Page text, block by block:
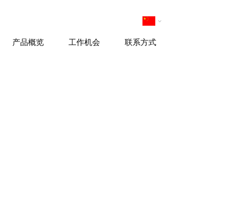
产品概览 工作机会 联系方式